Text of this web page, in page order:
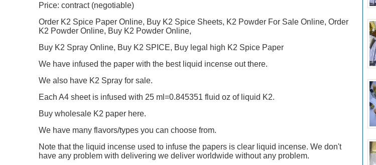
Price: contract (negotiable)
Order K2 Spice Paper Online, Buy K2 Spice Sheets, K2 Powder For Sale Online, Order
K2 Powder Online, Buy K2 Powder Online,
Buy K2 Spray Online, Buy K2 SPICE, Buy legal high K2 Spice Paper
We have infused the paper with the best liquid incense out there.
We also have K2 Spray for sale.
Each A4 sheet is infused with 25 ml=0.845351 fluid oz of liquid K2.
Buy wholesale K2 paper here.
We have many flavors/types you can choose from.
Note that the liquid incense used to infuse the papers is clear liquid incense. We don't
have any problem with delivering we deliver worldwide without any problem.